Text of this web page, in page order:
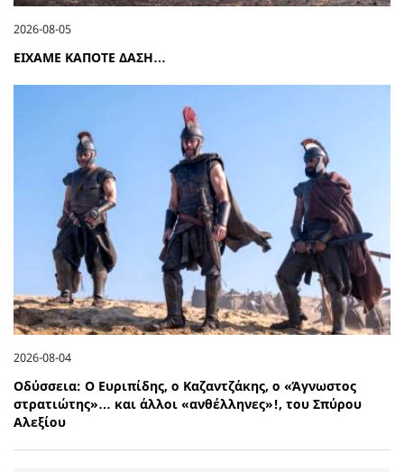
2026-08-05
ΕΙΧΑΜΕ ΚΑΠΟΤΕ ΔΑΣΗ…
2026-08-04
Οδύσσεια: Ο Ευριπίδης, ο Καζαντζάκης, ο «Άγνωστος
στρατιώτης»… και άλλοι «ανθέλληνες»!, του Σπύρου
Αλεξίου